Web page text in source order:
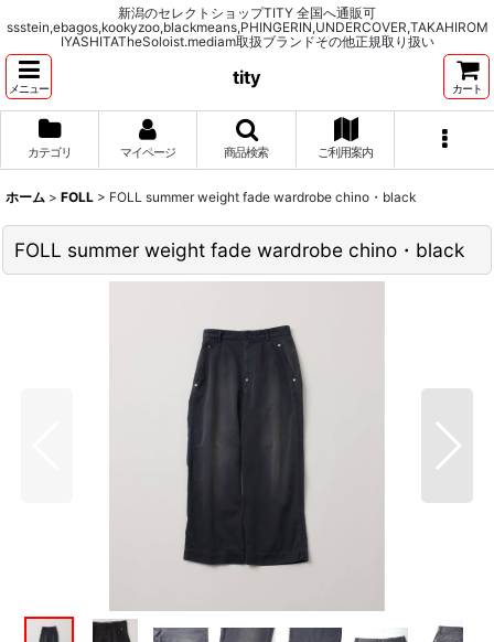
新潟のセレクトショップTITY 全国へ通販可
ssstein,ebagos,kookyzoo,blackmeans,PHINGERIN,UNDERCOVER,TAKAHIROM
IYASHITATheSoloist.mediam取扱ブランドその他正規取り扱い
メニュー
tity
カート
カテゴリ マイページ 商品検索 ご利用案内
ホーム > FOLL > FOLL summer weight fade wardrobe chino・black
FOLL summer weight fade wardrobe chino・black